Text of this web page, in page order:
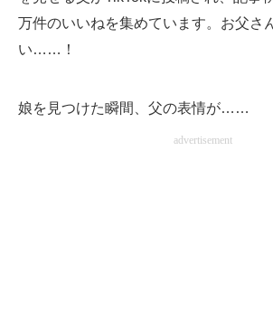
進化するPCとデバイスの未来
ビジネスと働き方のヒント
万件のいいねを集めています。お父さ
い……！
娘を見つけた瞬間、父の表情が……
advertisement